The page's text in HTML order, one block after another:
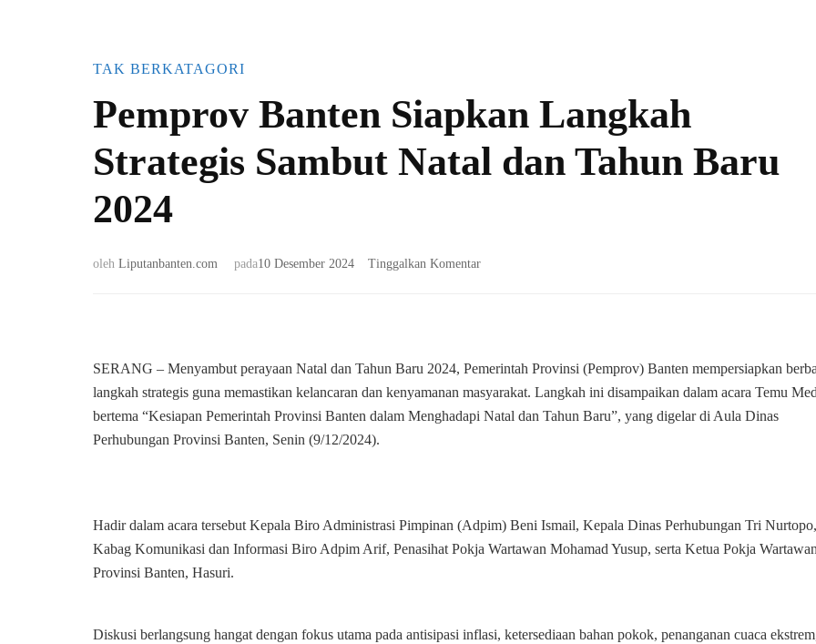
TAK BERKATAGORI
Pemprov Banten Siapkan Langkah
Strategis Sambut Natal dan Tahun Baru
2024
oleh Liputanbanten.com pada10 Desember 2024 Tinggalkan Komentarpada
Sambut
Natal
dan
SERANG – Menyambut perayaan Natal dan Tahun Baru 2024, Pemerintah Provinsi (Pemprov) Banten mempersiapkan
langkah strategis guna memastikan kelancaran dan kenyamanan masyarakat. Langkah ini disampaikan dalam acara Temu
bertema “Kesiapan Pemerintah Provinsi Banten dalam Menghadapi Natal dan Tahun Baru”, yang digelar di Aula Dinas
Perhubungan Provinsi Banten, Senin (9/12/2024).
Hadir dalam acara tersebut Kepala Biro Administrasi Pimpinan (Adpim) Beni Ismail, Kepala Dinas Perhubungan Tri Nurtopo,
Kabag Komunikasi dan Informasi Biro Adpim Arif, Penasihat Pokja Wartawan Mohamad Yusup, serta Ketua Pokja
Provinsi Banten, Hasuri.
Diskusi berlangsung hangat dengan fokus utama pada antisipasi inflasi, ketersediaan bahan pokok, penanganan cuaca